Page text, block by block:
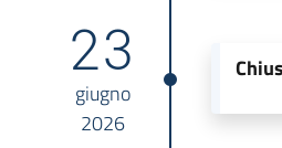
23
giugno
2026